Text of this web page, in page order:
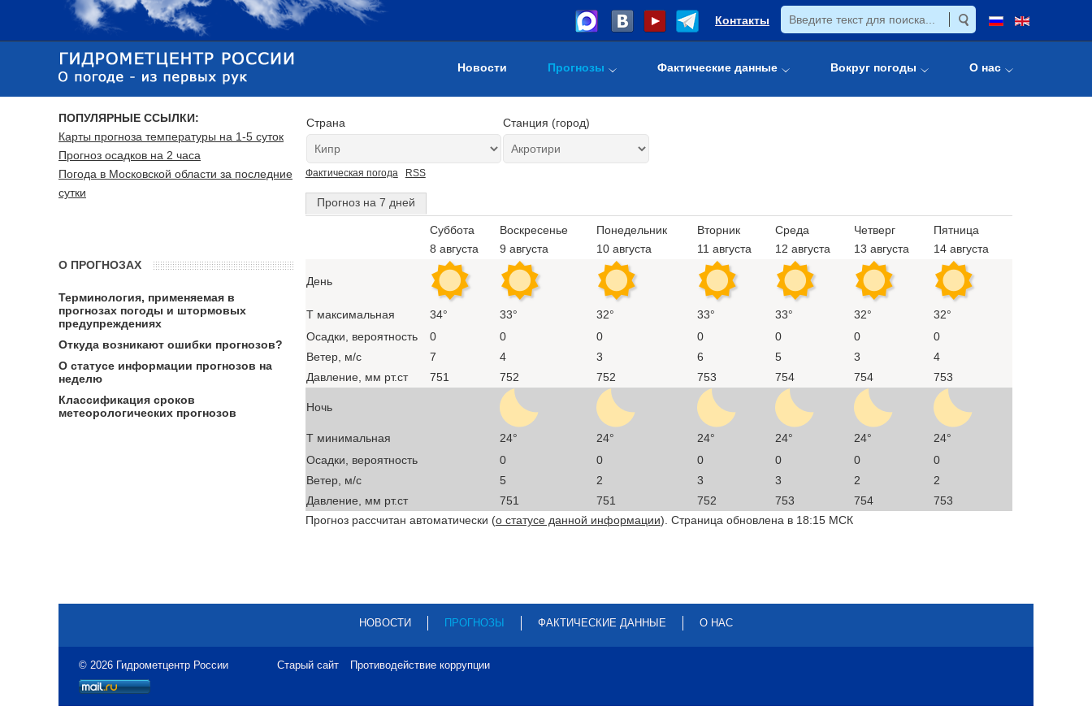
Контакты
Новости Прогнозы Фактические данные Вокруг погоды О нас
Страна Станция (город)
Фактическая погода RSS
Прогноз на 7 дней
Суббота
8 августа
Воскресенье
9 августа
Понедельник
10 августа
Вторник
11 августа
Среда
12 августа
Четверг
13 августа
Пятница
14 августа
День
T максимальная 34° 33° 32° 33° 33° 32°
32°
Осадки, вероятность
0 0 0 0 0 0
0
Ветер, м/с
7 4 3 6 5 3
4
Давление, мм рт.ст
751 752 752 753 754 754 753
Ночь
T минимальная 24° 24° 24° 24° 24°
24°
Осадки, вероятность
0 0 0 0 0
0
Ветер, м/с
5 2 3 3 2
2
Давление, мм рт.ст
751 751 752 753 754
753
Прогноз рассчитан автоматически (о статусе данной информации). Страница обновлена в 18:15 МСК
ПОПУЛЯРНЫЕ ССЫЛКИ:
Карты прогноза температуры на 1-5 суток
Прогноз осадков на 2 часа
Погода в Московской области за последние
сутки
О ПРОГНОЗАХ
Терминология, применяемая в
прогнозах погоды и штормовых
предупреждениях
Откуда возникают ошибки прогнозов?
О статусе информации прогнозов на
неделю
Классификация сроков
метеорологических прогнозов
НОВОСТИ ПРОГНОЗЫ ФАКТИЧЕСКИЕ ДАННЫЕ О НАС
© 2026 Гидрометцентр России Старый сайт Противодействие коррупции